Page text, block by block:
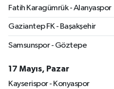
Fatih Karagümrük - Alanyaspor
Gaziantep FK - Başakşehir
Samsunspor - Göztepe
17 Mayıs, Pazar
Kayserispor - Konyaspor